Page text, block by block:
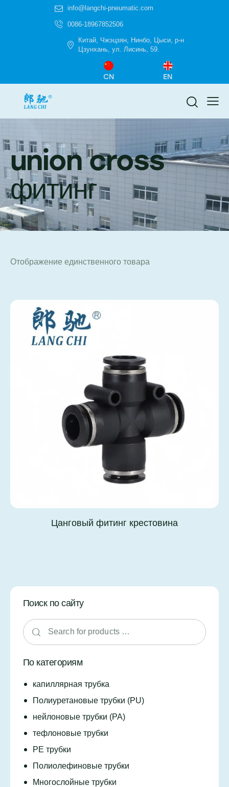
info@langchi-pneumatic.com
0086-18967852506
Китай, Чжэцзян, Нинбо, Цыси, р-н
Цзунхань, ул. Лисинь, 59.
CN EN
union cross
фитинг
Отображение единственного товара
Цанговый фитинг крестовина
Поиск по сайту
По категориям
капиллярная трубка
Полиуретановые трубки (PU)
нейлоновые трубки (PA)
тефлоновые трубки
PE трубки
Полиолефиновые трубки
Многослойные трубки